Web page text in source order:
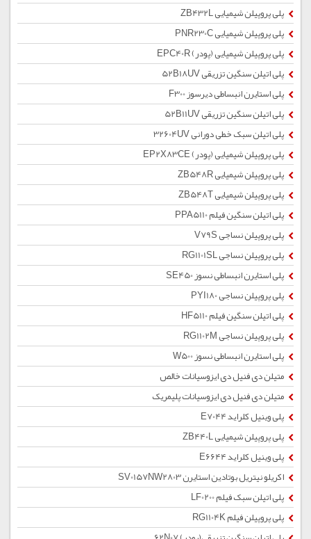
پلی پروپیلن شیمیایی ZB432L
پلی پروپیلن شیمیایی PNR230C
پلی پروپیلن شیمیایی (پودر) EPC40R
پلی اتیلن سنگین تزریقی 52B18UV
پلی استایرن انبساطی دیرسوز F300
پلی اتیلن سنگین تزریقی 52B11UV
پلی اتیلن سبک خطی دورانی 32604UV
پلی پروپیلن شیمیایی (پودر) EP2X83CE
پلی پروپیلن شیمیایی ZB548R
پلی پروپیلن شیمیایی ZB548T
پلی اتیلن سنگین فیلم PPA5110
پلی پروپیلن نساجی V79S
پلی پروپیلن نساجی RG1101SL
پلی استایرن انبساطی نسوز SE450
پلی پروپیلن نساجی PYI180
پلی اتیلن سنگین فیلم HF5110
پلی پروپیلن نساجی RG1102M
پلی استایرن انبساطی نسوز W500
متیلن دی فنیل دی ایزوسیانات خالص
متیلن دی فنیل دی ایزوسیانات پلیمریک
پلی وینیل کلراید E7044
پلی پروپیلن شیمیایی ZB440L
پلی وینیل کلراید E6644
اکریلو نیتریل بوتادین استایرن SV0157NW2803
پلی اتیلن سبک فیلم LF0200
پلی پروپیلن فیلم RG1104K